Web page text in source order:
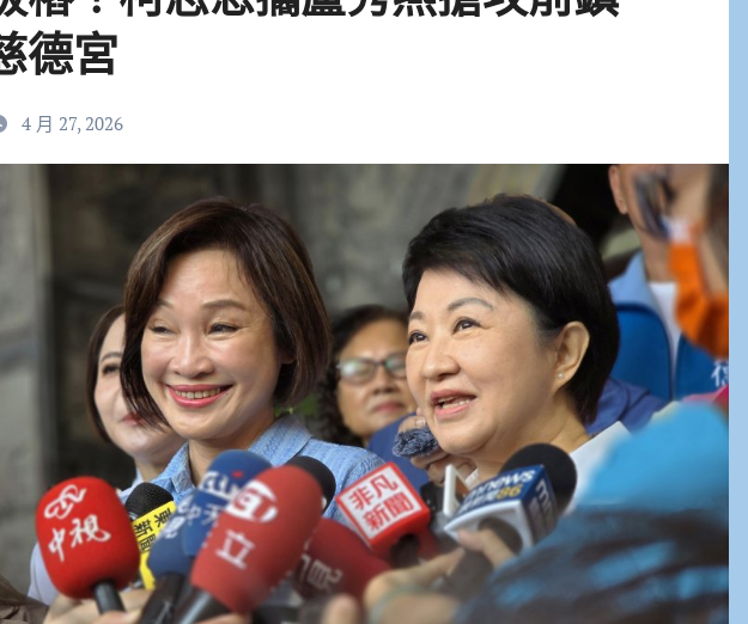
德宮
4 月 27, 2026